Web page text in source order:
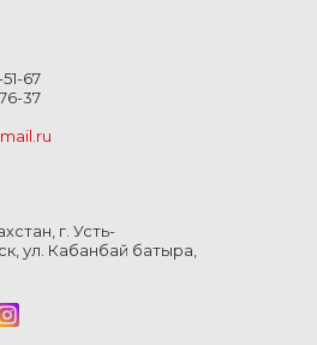
67
37
г. Усть-
ул. Кабанбай батыра,